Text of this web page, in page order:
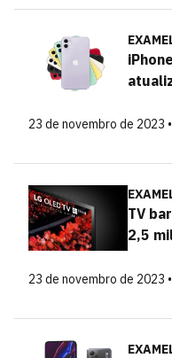
23 de novembro de 2023
TV
2,5
23 de novembro de 2023